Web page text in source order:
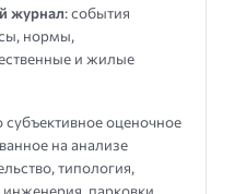
журнал: события
нормы,
и жилые
субъективное оценочное
на анализе
типология,
парковки,